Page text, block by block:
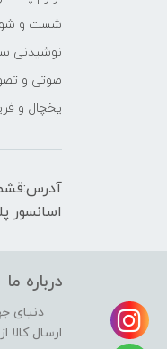
شست و شو
نوشیدنی
صوتی و
یخچال و
اسانسور پلاک۱۴۳7
درباره ما
دنیای
ارسال کالا